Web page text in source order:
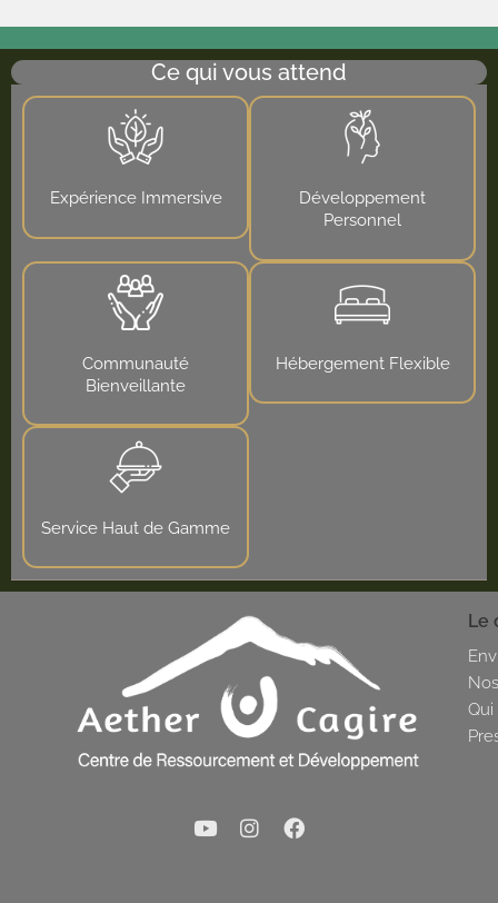
Ce qui vous attend
Expérience Immersive
Développement
Personnel
Communauté
Bienveillante
Hébergement Flexible
Service Haut de Gamme
Le